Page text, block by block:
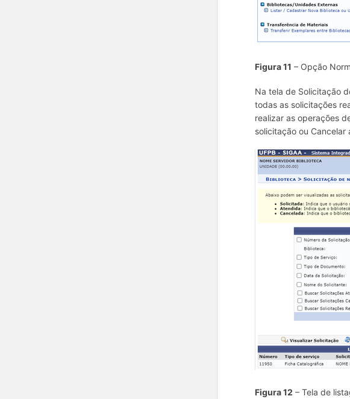
Figura 11 – Opção
Na tela de Solicitação
todas as solicitações
realizar as operações
solicitação ou Cancelar
Figura 12 – Tela de